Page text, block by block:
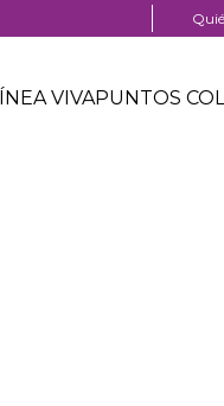
VIVAPUNTOS